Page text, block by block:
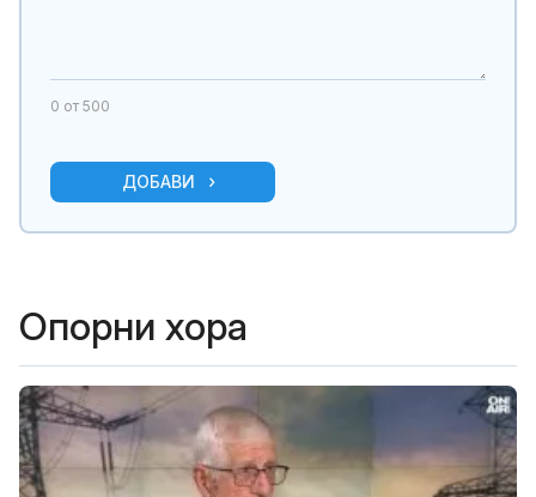
0 от 500
ДОБАВИ
Опорни хора